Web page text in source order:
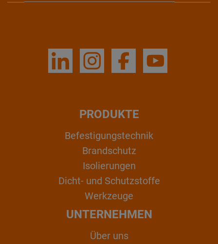
PRODUKTE
Befestigungstechnik
Brandschutz
Isolierungen
Dicht- und Schutzstoffe
Werkzeuge
UNTERNEHMEN
Über uns